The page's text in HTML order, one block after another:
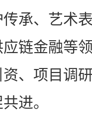
承、艺术
链金融等
、项目调
进。